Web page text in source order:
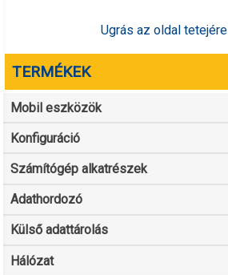
Ugrás az oldal tetejére
TERMÉKEK
Mobil eszközök
Konfiguráció
Számítógép alkatrészek
Adathordozó
Külső adattárolás
Hálózat